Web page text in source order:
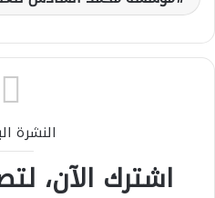
النشرة
اشترك الآن،